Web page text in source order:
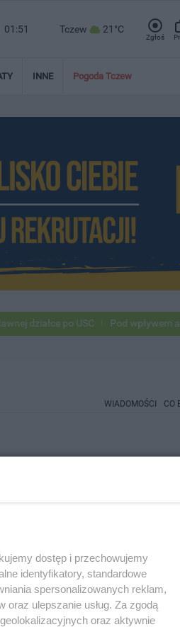
01:51 Tczew 21°C
Zgłoś
INNE Pogoda Tczew
działce po USC Pod wpływem
WIADOMOŚCI CO
pokaż
dostęp i przechowujemy
identyfikatory, standardowe
spersonalizowanych reklam,
ulepszanie usług. Za zgodą
oraz aktywnie